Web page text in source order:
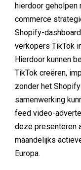
hierdoor geholpen
commerce
Shopify-
verkopers TikTok
Hierdoor kunnen
TikTok creëren,
zonder het
samenwerking
feed video-
deze presenteren
maandelijks
Europa.